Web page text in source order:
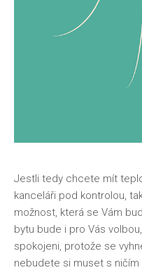
Jestli tedy chcete mít
kanceláři pod kontrolou,
možnost, která se Vám
bytu bude i pro Vás
spokojeni, protože se
nebudete si muset s